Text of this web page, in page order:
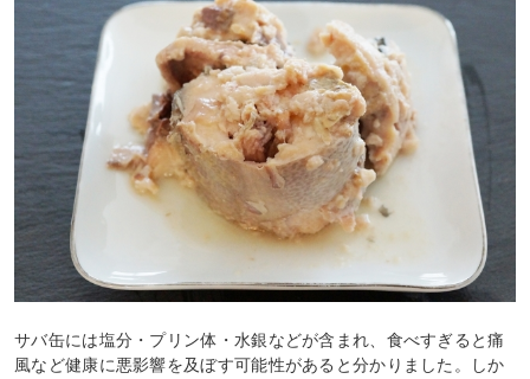
サバ缶には塩分・プリン体・水銀などが含まれ、食べすぎると痛
風など健康に悪影響を及ぼす可能性があると分かりました。しか